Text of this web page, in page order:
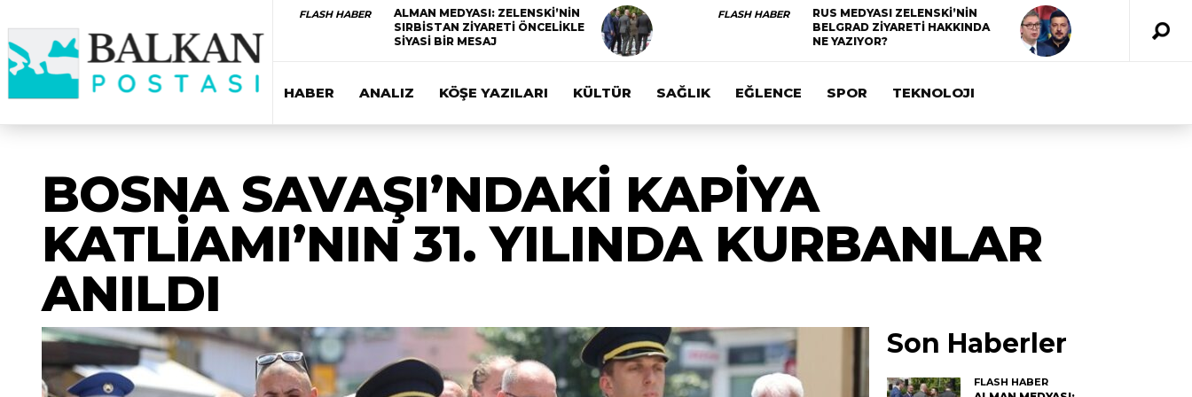
FLASH HABER
ALMAN MEDYASI: ZELENSKİ’NİN
SIRBİSTAN ZİYARETİ ÖNCELİKLE
SİYASİ BİR MESAJ
FLASH HABER
RUS MEDYASI ZELENSKİ’NİN
BELGRAD ZİYARETİ HAKKINDA
NE YAZIYOR?
HABER ANALIZ KÖŞE YAZILARI KÜLTÜR SAĞLIK EĞLENCE SPOR TEKNOLOJI
BOSNA SAVAŞI’NDAKİ KAPİYA
KATLİAMI’NIN 31. YILINDA KURBANLAR
ANILDI
Son Haberler
FLASH HABER